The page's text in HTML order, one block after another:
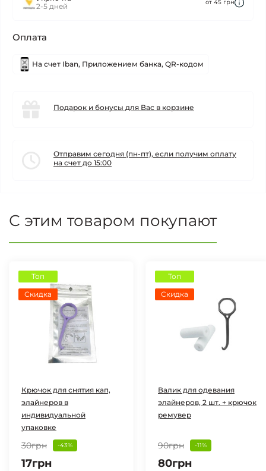
2-5 дней
от 45 грн
Оплата
На счет Iban, Приложением банка, QR-кодом
Подарок и бонусы для Вас в корзине
Отправим сегодня (пн-пт), если получим оплату
на счет до 15:00
С этим товаром покупают
Топ
Скидка
Крючок для снятия кап,
элайнеров в
индивидуальной
упаковке
30грн -43%
17грн
Топ
Скидка
Валик для одевания
элайнеров, 2 шт. + крючок
ремувер
90грн -11%
80грн